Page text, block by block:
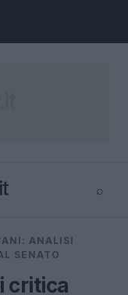
⌕
⌕
ANALISI
SENATO
critica